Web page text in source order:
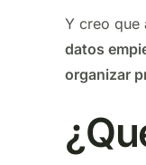
Y creo que
datos
organizar